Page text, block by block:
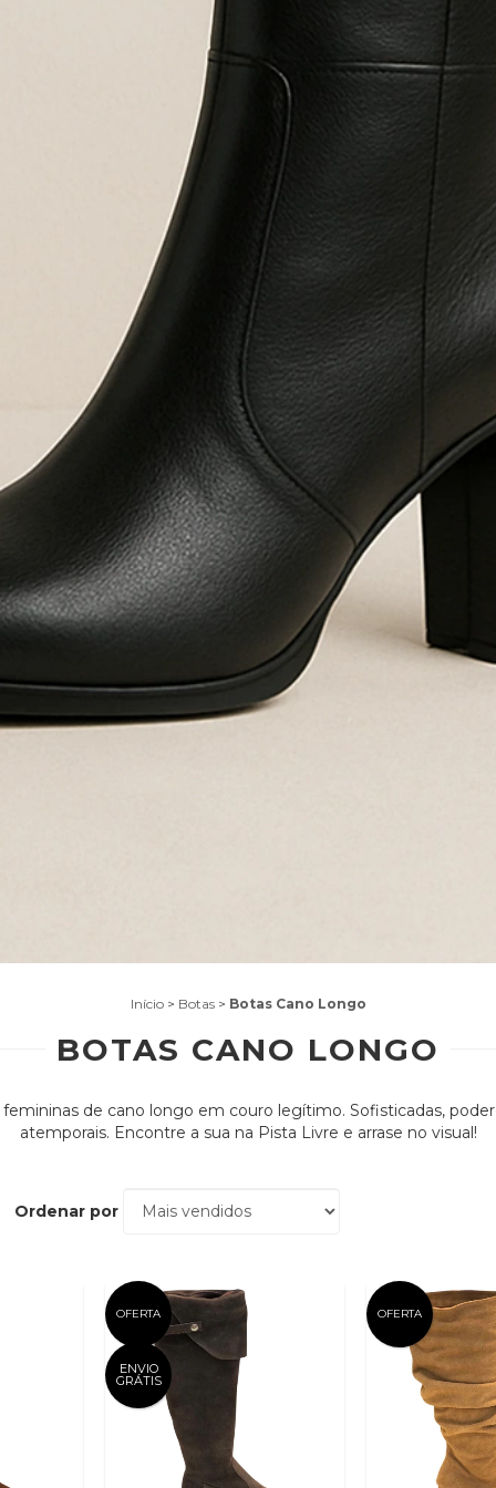
Início > Botas > Botas Cano Longo
BOTAS CANO LONGO
de cano longo em couro legítimo. Sofisticadas,
atemporais. Encontre a sua na Pista Livre e arrase no visual!
Ordenar por
OFERTA
ENVIO
GRÁTIS
OFERTA